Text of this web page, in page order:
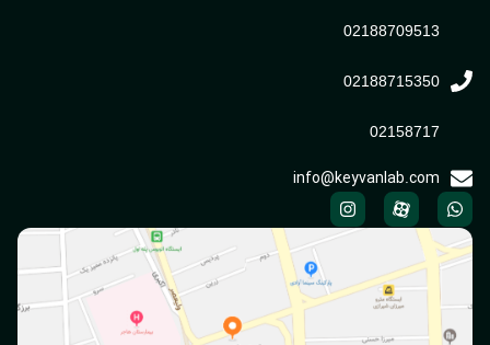
02188709513
02188715350
02158717
info@keyvanlab.com